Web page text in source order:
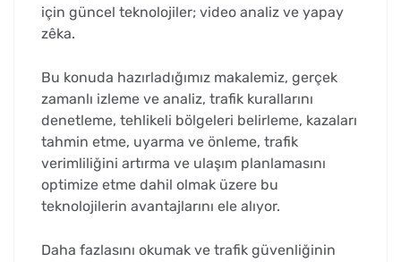
için güncel teknolojiler; video analiz ve yapay
zêka.
Bu konuda hazırladığımız makalemiz, gerçek
zamanlı izleme ve analiz, trafik kurallarını
denetleme, tehlikeli bölgeleri belirleme, kazaları
tahmin etme, uyarma ve önleme, trafik
verimliliğini artırma ve ulaşım planlamasını
optimize etme dahil olmak üzere bu
teknolojilerin avantajlarını ele alıyor.
Daha fazlasını okumak ve trafik güvenliğinin